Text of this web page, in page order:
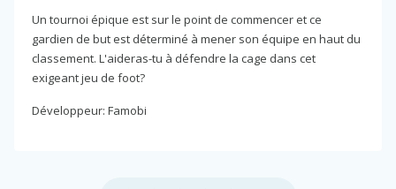
Un tournoi épique est sur le point de commencer et ce
gardien de but est déterminé à mener son équipe en haut du
classement. L'aideras-tu à défendre la cage dans cet
exigeant jeu de foot?
Développeur: Famobi